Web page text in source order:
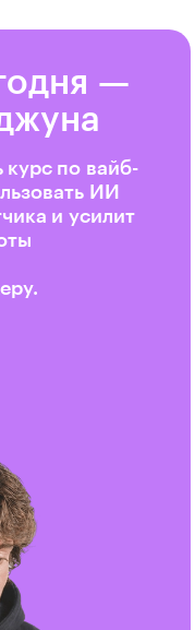
—
курс по вайб-
ИИ
и усилит